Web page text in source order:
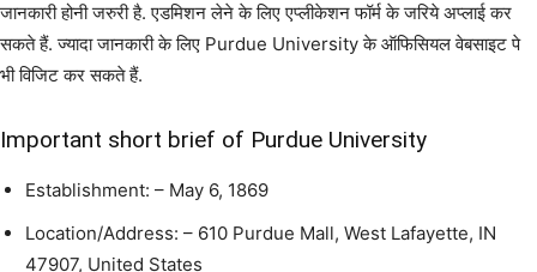
जानकारी होनी जरुरी है. एडमिशन लेने के लिए एप्लीकेशन फॉर्म के जरिये अप्लाई कर
सकते हैं. ज्यादा जानकारी के लिए Purdue University के ऑफिसियल वेबसाइट पे
भी विजिट कर सकते हैं.
Important short brief of Purdue University
Establishment: – May 6, 1869
Location/Address: – 610 Purdue Mall, West Lafayette, IN
47907, United States